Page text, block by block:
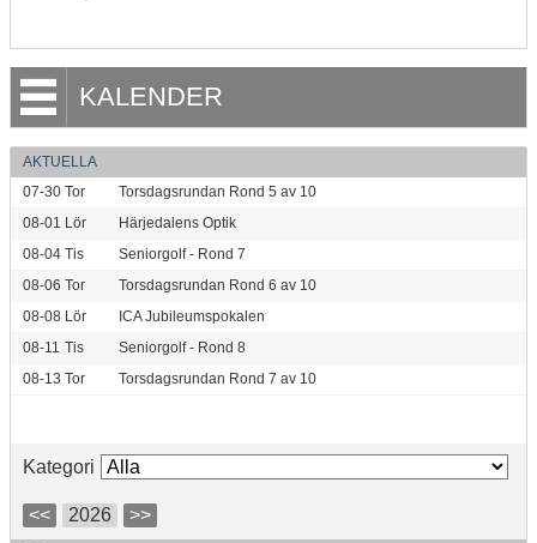
KALENDER
AKTUELLA
07-30 Tor
Torsdagsrundan Rond 5 av 10
08-01 Lör
Härjedalens Optik
08-04 Tis
Seniorgolf - Rond 7
08-06 Tor
Torsdagsrundan Rond 6 av 10
08-08 Lör
ICA Jubileumspokalen
08-11 Tis
Seniorgolf - Rond 8
08-13 Tor Torsdagsrundan Rond 7 av 10
Kategori
<< 2026 >>